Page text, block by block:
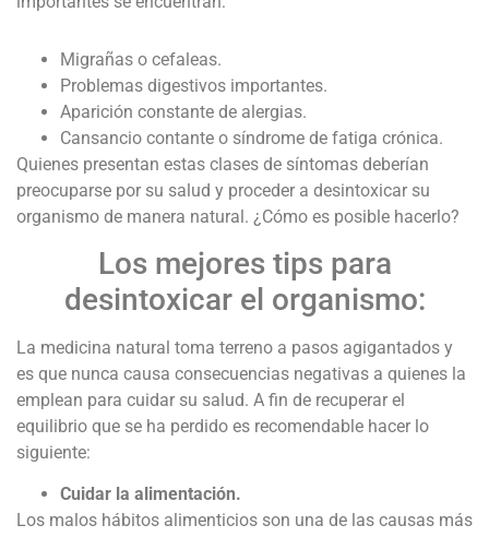
Migrañas o cefaleas.
Problemas digestivos importantes.
Aparición constante de alergias.
Cansancio contante o síndrome de fatiga crónica.
Quienes presentan estas clases de síntomas deberían
preocuparse por su salud y proceder a desintoxicar su
organismo de manera natural. ¿Cómo es posible hacerlo?
Los mejores tips para
desintoxicar el organismo:
La medicina natural toma terreno a pasos agigantados y
es que nunca causa consecuencias negativas a quienes la
emplean para cuidar su salud. A fin de recuperar el
equilibrio que se ha perdido es recomendable hacer lo
siguiente:
Cuidar la alimentación.
Los malos hábitos alimenticios son una de las causas más